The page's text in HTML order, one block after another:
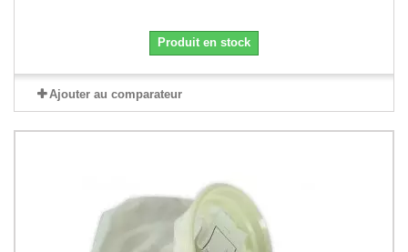
Produit en stock
Ajouter au comparateur